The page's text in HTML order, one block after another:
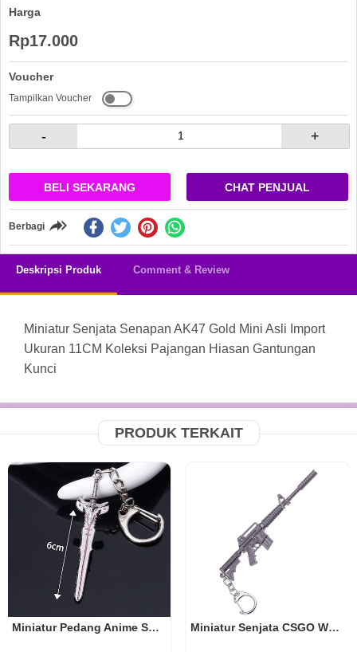
Harga
Rp17.000
Voucher
Tampilkan Voucher
- +
BELI SEKARANG CHAT PENJUAL
Berbagi
Deskripsi Produk Comment & Review
Miniatur Senjata Senapan AK47 Gold Mini Asli Import
Ukuran 11CM Koleksi Pajangan Hiasan Gantungan
Kunci
PRODUK TERKAIT
Miniatur Pedang Anime SAO Asli Import Koleksi Pajangan Hiasan Gantungan Kunci Anime Miniatur Senjata CSGO Weapons Asli Import Koleksi Pajangan Hiasan Gantungan Kunci